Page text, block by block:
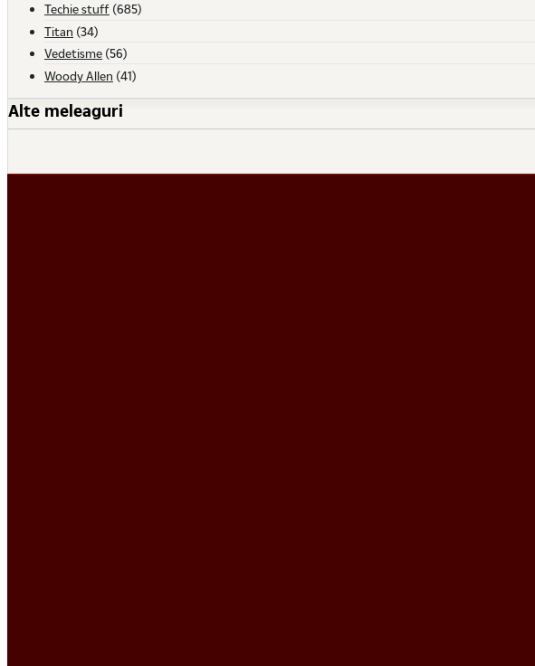
Techie stuff (685)
Titan (34)
Vedetisme (56)
Woody Allen (41)
Alte meleaguri